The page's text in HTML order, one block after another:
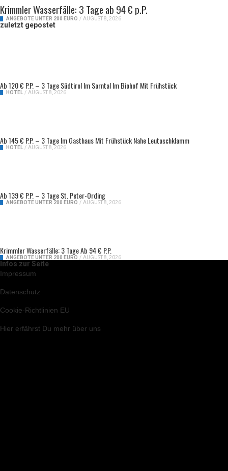
Krimmler Wasserfälle: 3 Tage ab 94 € p.P.
ANGEBOTE UNTER 200 EURO / AUGUST 8, 2026
zuletzt gepostet
Ab 120 € P.P. – 3 Tage Südtirol Im Sarntal Im Biohof Mit Frühstück
HOTEL / AUGUST 8, 2026
Ab 145 € P.P. – 3 Tage Im Gasthaus Mit Frühstück Nahe Leutaschklamm
HOTEL / AUGUST 8, 2026
Ab 139 € P.P. – 3 Tage St. Peter-Ording
ANGEBOTE UNTER 200 EURO / AUGUST 8, 2026
Krimmler Wasserfälle: 3 Tage Ab 94 € P.P.
ANGEBOTE UNTER 200 EURO / AUGUST 8, 2026
Infos zur Seite
Impressum
Datenschutz
Cookie-Richtlinien EU
Hier erfährst Du mehr über uns